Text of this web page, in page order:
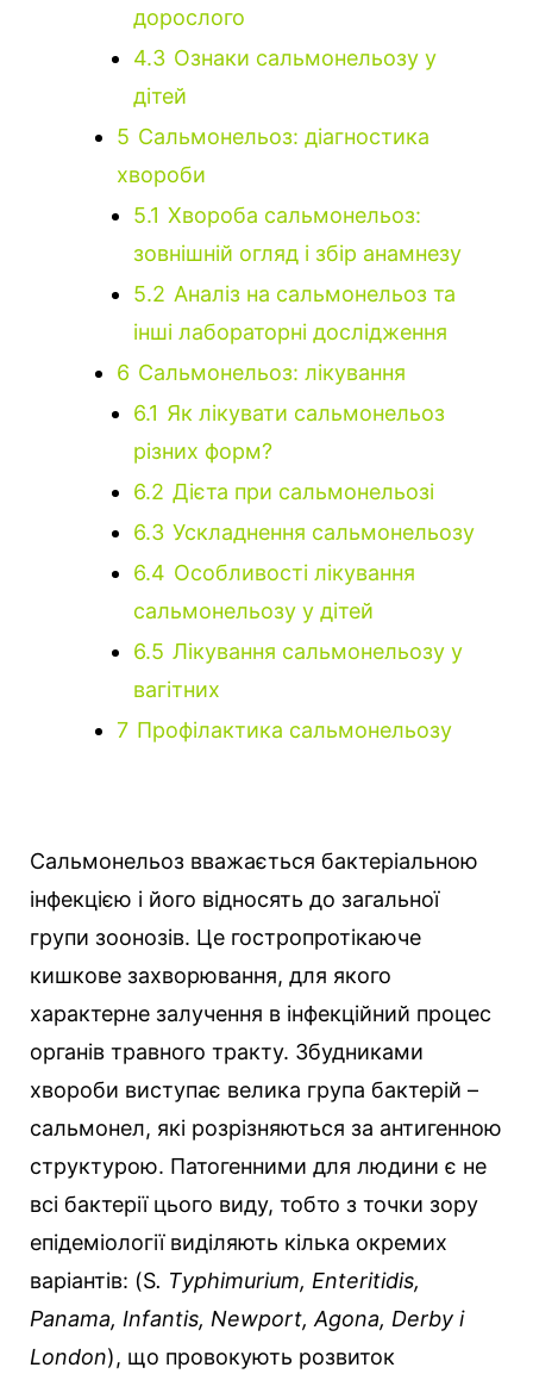
дорослого
4.3 Ознаки сальмонельозу у
дітей
5 Сальмонельоз: діагностика
хвороби
5.1 Хвороба сальмонельоз:
зовнішній огляд і збір анамнезу
5.2 Аналіз на сальмонельоз та
інші лабораторні дослідження
6 Сальмонельоз: лікування
6.1 Як лікувати сальмонельоз
різних форм?
6.2 Дієта при сальмонельозі
6.3 Ускладнення сальмонельозу
6.4 Особливості лікування
сальмонельозу у дітей
6.5 Лікування сальмонельозу у
вагітних
7 Профілактика сальмонельозу
Сальмонельоз вважається бактеріальною
інфекцією і його відносять до загальної
групи зоонозів. Це гостропротікаюче
кишкове захворювання, для якого
характерне залучення в інфекційний процес
органів травного тракту. Збудниками
хвороби виступає велика група бактерій –
сальмонел, які розрізняються за антигенною
структурою. Патогенними для людини є не
всі бактерії цього виду, тобто з точки зору
епідеміології виділяють кілька окремих
варіантів: (S. Тyphimurium, Еnteritidis,
Рanama, Infantis, Newport, Agona, Derby і
London), що провокують розвиток